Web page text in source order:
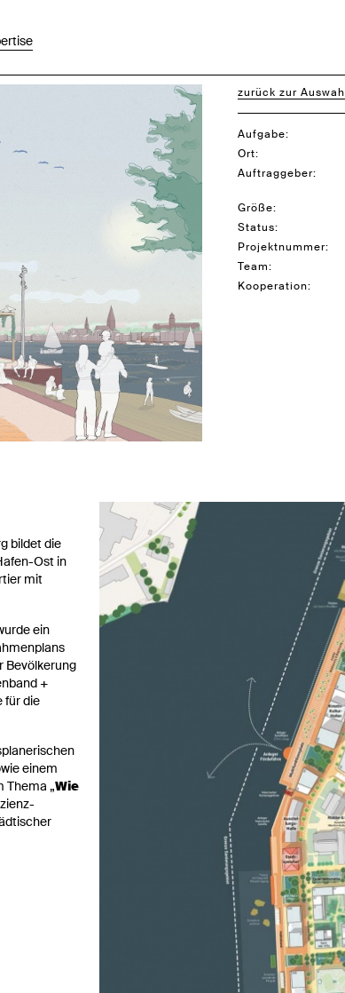
zurück zur Auswahl
Aufgabe:
Ort:
Auftraggeber:
Größe:
Status:
Projektnummer:
Team:
Kooperation:
bildet die
Ost in
mit
ein
Bevölkerung
+
für die
einem
Thema „Wie